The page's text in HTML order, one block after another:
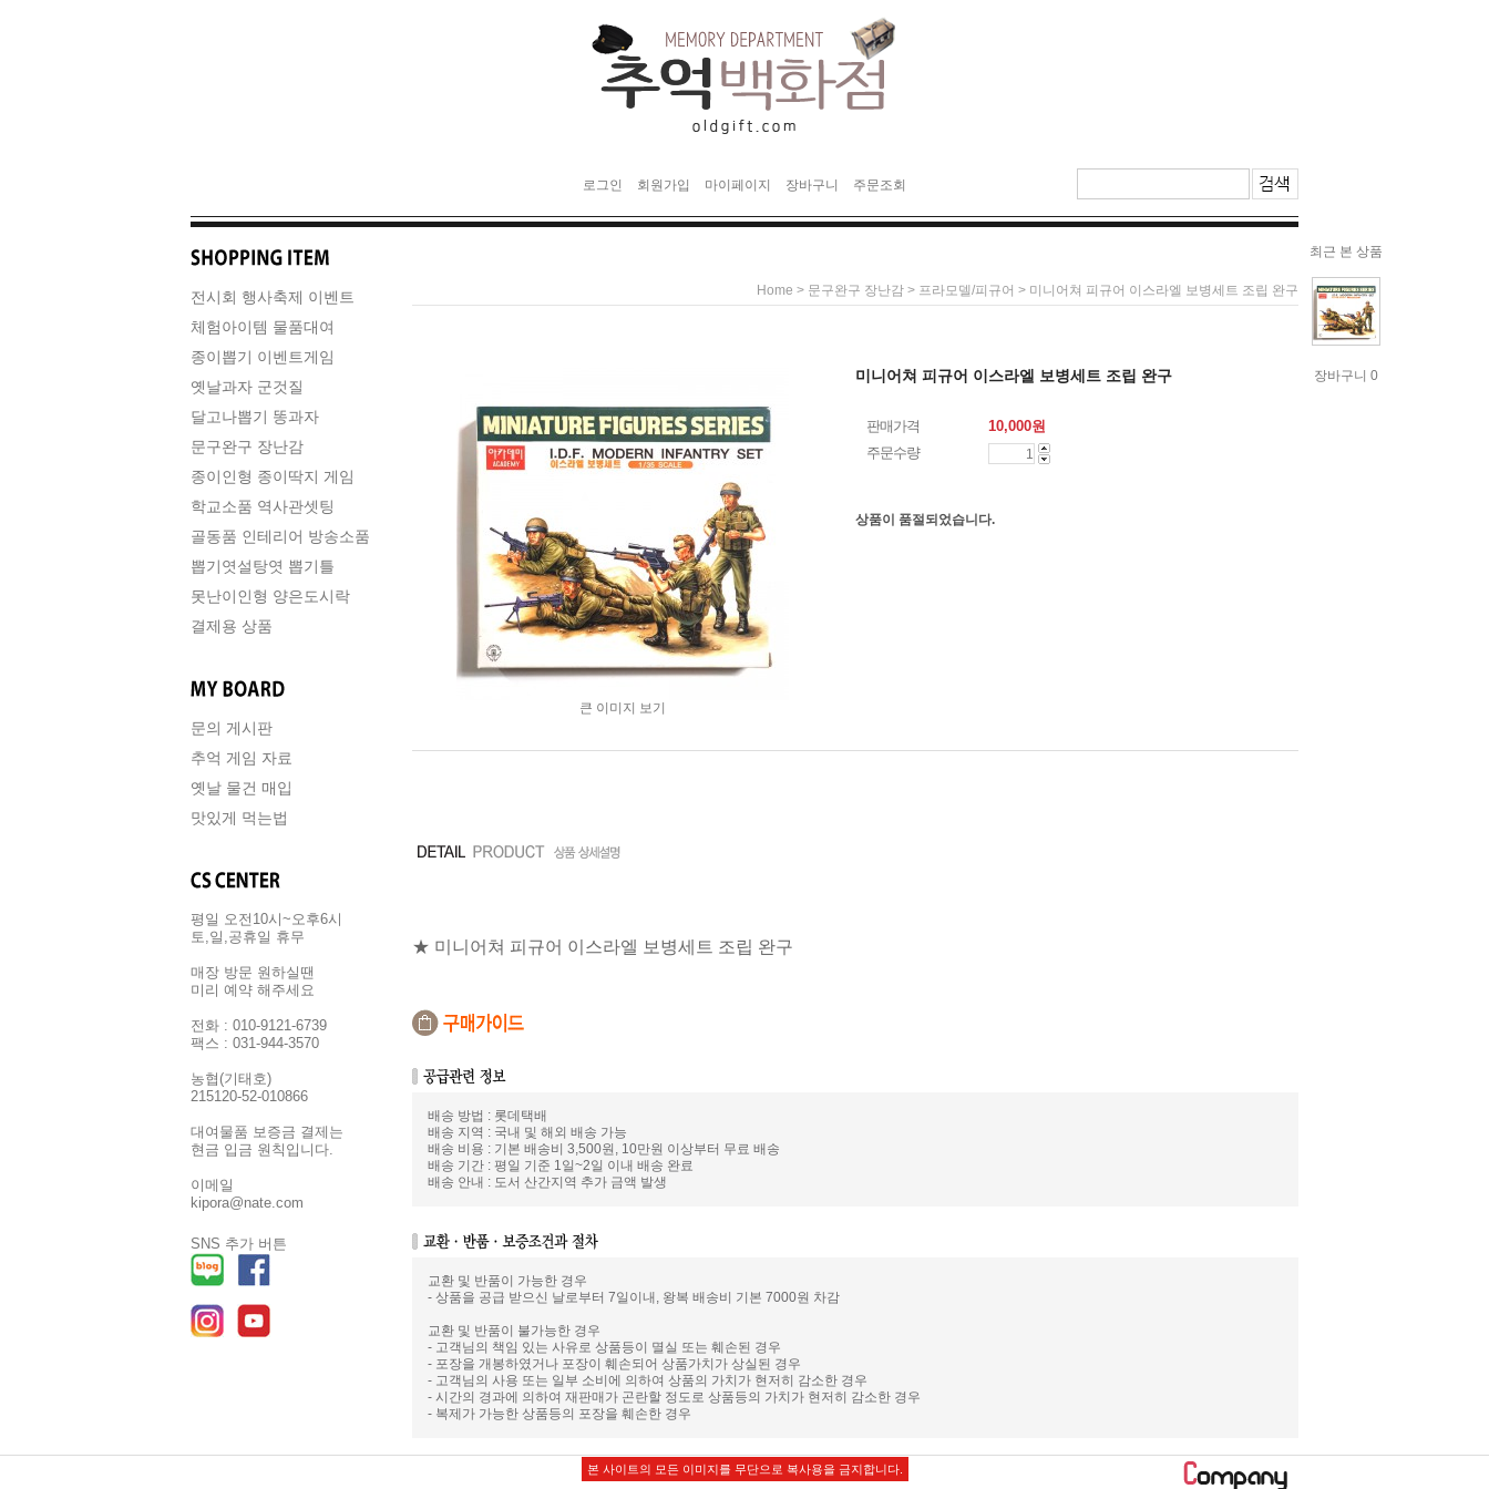
최근 본 상품
장바구니 0
로그인 회원가입 마이페이지 장바구니 주문조회
전시회 행사축제 이벤트
체험아이템 물품대여
종이뽑기 이벤트게임
옛날과자 군것질
달고나뽑기 똥과자
문구완구 장난감
종이인형 종이딱지 게임
학교소품 역사관셋팅
골동품 인테리어 방송소품
뽑기엿설탕엿 뽑기틀
못난이인형 양은도시락
결제용 상품
문의 게시판
추억 게임 자료
옛날 물건 매입
맛있게 먹는법
평일 오전10시~오후6시
토,일,공휴일 휴무
매장 방문 원하실땐
미리 예약 해주세요
전화 : 010-9121-6739
팩스 : 031-944-3570
농협(기태호)
215120-52-010866
대여물품 보증금 결제는
현금 입금 원칙입니다.
이메일
kipora@nate.com
SNS 추가 버튼
Home > 문구완구 장난감 > 프라모델/피규어 > 미니어쳐 피규어 이스라엘 보병세트 조립 완구
큰 이미지 보기
미니어쳐 피규어 이스라엘 보병세트 조립 완구
판매가격 10,000원
주문수량
상품이 품절되었습니다.
★ 미니어쳐 피규어 이스라엘 보병세트 조립 완구
배송 방법 : 롯데택배
배송 지역 : 국내 및 해외 배송 가능
배송 비용 : 기본 배송비 3,500원, 10만원 이상부터 무료 배송
배송 기간 : 평일 기준 1일~2일 이내 배송 완료
배송 안내 : 도서 산간지역 추가 금액 발생
교환 및 반품이 가능한 경우
- 상품을 공급 받으신 날로부터 7일이내, 왕복 배송비 기본 7000원 차감
교환 및 반품이 불가능한 경우
- 고객님의 책임 있는 사유로 상품등이 멸실 또는 훼손된 경우
- 포장을 개봉하였거나 포장이 훼손되어 상품가치가 상실된 경우
- 고객님의 사용 또는 일부 소비에 의하여 상품의 가치가 현저히 감소한 경우
- 시간의 경과에 의하여 재판매가 곤란할 정도로 상품등의 가치가 현저히 감소한 경우
- 복제가 가능한 상품등의 포장을 훼손한 경우
본 사이트의 모든 이미지를 무단으로 복사용을 금지합니다.